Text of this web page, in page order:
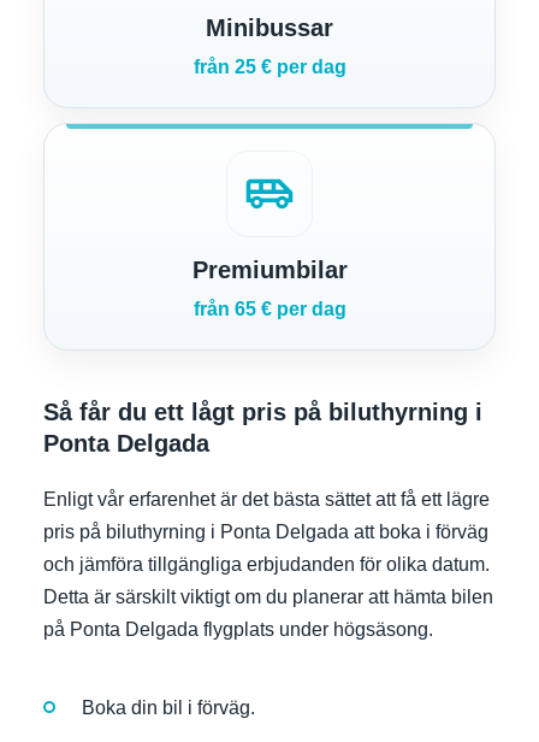
Minibussar
från 25 € per dag
airport_shuttle
Premiumbilar
från 65 € per dag
Så får du ett lågt pris på biluthyrning i
Ponta Delgada
Enligt vår erfarenhet är det bästa sättet att få ett lägre
pris på biluthyrning i Ponta Delgada att boka i förväg
och jämföra tillgängliga erbjudanden för olika datum.
Detta är särskilt viktigt om du planerar att hämta bilen
på Ponta Delgada flygplats under högsäsong.
Boka din bil i förväg.